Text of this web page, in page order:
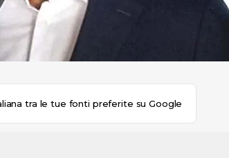
tra le tue fonti preferite su Google